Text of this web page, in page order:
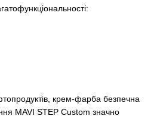
крем-фарба безпечна
MAVI STEP Custom значно